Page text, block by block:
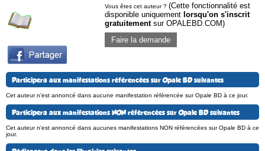
Vous êtes cet auteur ? (Cette fonctionnalité est
disponible uniquement lorsqu'on s'inscrit
gratuitementsur OPALEBD.COM)
Faire la demande
Participera aux manifestations référencées sur Opale BD suivantes
Cet auteur n'est annoncé dans aucune manifestation référencée sur Opale BD à ce jour.
Participera aux manifestations NON référencées sur Opale BD suivantes
Cet auteur n'est annoncé dans aucunes manifestations NON référencées sur Opale BD à ce
jour.